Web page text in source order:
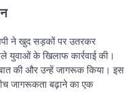
ने खुद सड़कों पर उतरकर
युवाओं के खिलाफ कार्रवाई की।
की और उन्हें जागरूक किया। इस
जागरूकता बढ़ाने का एक